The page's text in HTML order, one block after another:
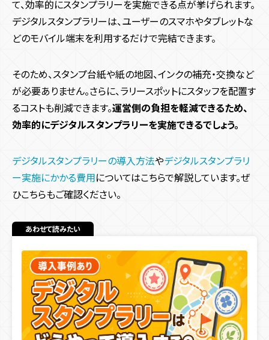
て、効率的にスタンプラリーを実施できる点が挙げられます。
デジタルスタンプラリーは、ユーザーのスマホやタブレットな
どのモバイル端末を利用するだけで完結できます。
そのため、スタンプ台紙や紙の地図、インクの補充・交換など
が必要ありません。さらに、ラリースポットにスタッフを配置す
るコストも削減できます。運営側の負担を軽減できるため、
効率的にデジタルスタンプラリーを実施できるでしょう。
デジタルスタンプラリーの導入方法やデジタルスタンプラリ
ー実施にかかる費用についてはこちらで解説しています。ぜ
ひこちらもご確認ください。
あわせて読みたい